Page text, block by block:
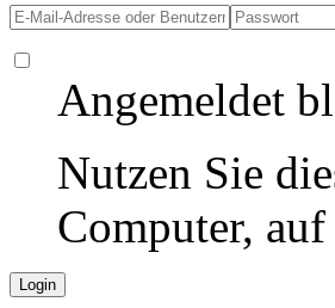
Angemeldet
Nutzen Sie
Computer,